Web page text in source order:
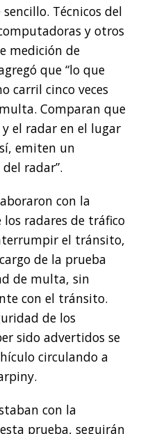
Técnicos del
y otros
medición de
que “lo que
carril cinco veces
Comparan que
el radar en el lugar
emiten un
radar”.
con la
los radares de tráfico
el tránsito,
de la prueba
de multa, sin
con el tránsito.
de los
sido advertidos se
circulando a
con la
prueba, seguirán